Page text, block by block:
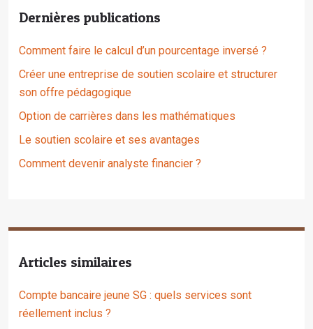
Dernières publications
Comment faire le calcul d’un pourcentage inversé ?
Créer une entreprise de soutien scolaire et structurer
son offre pédagogique
Option de carrières dans les mathématiques
Le soutien scolaire et ses avantages
Comment devenir analyste financier ?
Articles similaires
Compte bancaire jeune SG : quels services sont
réellement inclus ?